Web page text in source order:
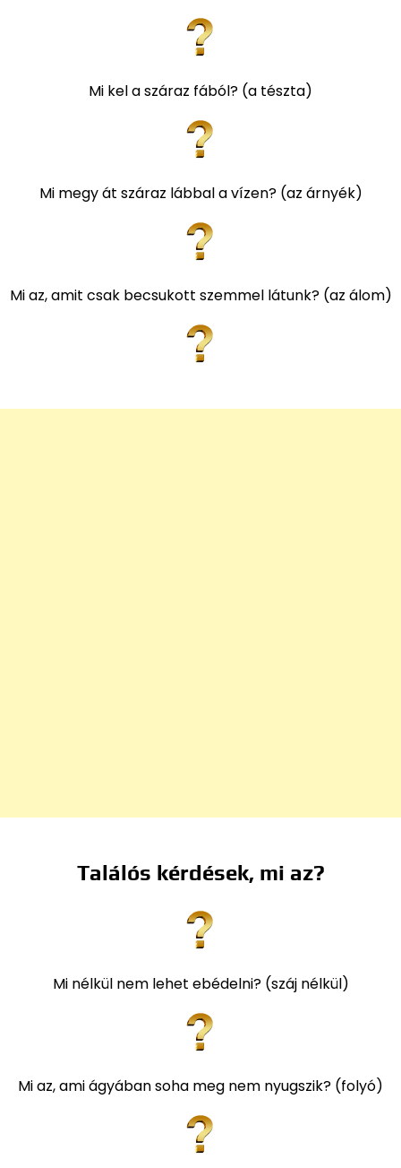
Mi kel a száraz fából? (a tészta)
Mi megy át száraz lábbal a vízen? (az árnyék)
Mi az, amit csak becsukott szemmel látunk? (az álom)
Találós kérdések, mi az?
Mi nélkül nem lehet ebédelni? (száj nélkül)
Mi az, ami ágyában soha meg nem nyugszik? (folyó)